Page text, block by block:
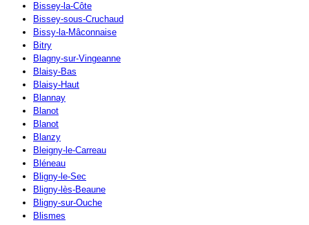
Bissey-la-Côte
Bissey-sous-Cruchaud
Bissy-la-Mâconnaise
Bitry
Blagny-sur-Vingeanne
Blaisy-Bas
Blaisy-Haut
Blannay
Blanot
Blanot
Blanzy
Bleigny-le-Carreau
Bléneau
Bligny-le-Sec
Bligny-lès-Beaune
Bligny-sur-Ouche
Blismes